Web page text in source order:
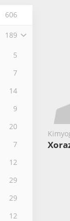
606
189
5
7
14
9
20
7
12
29
29
12